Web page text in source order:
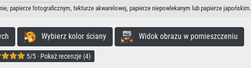
papierze fotograficznym, tekturze akwarelowej, papierze niepowlekanym lub papierze japońskim.
Wybierz kolor ściany Widok obrazu w pomieszczeniu
5/5 · Pokaż recenzje (4)